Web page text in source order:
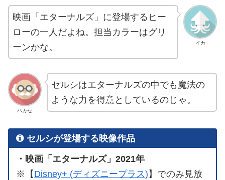
イカ
映画「エターナルズ」に登場するヒー
ローの一人だよね。担当カラーはグリ
ーンかな。
ハカセ
セルシはエターナルズの中でも魔法の
ような力を得意としているのじゃ。
セルシが登場する映像作品
・映画「エターナルズ」2021年
※【 Disney+ (ディズニープラス) 】でのみ見放